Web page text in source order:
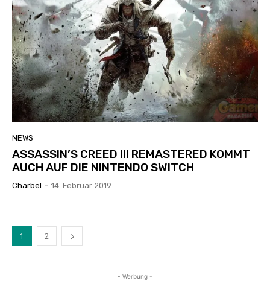
NEWS
ASSASSIN’S CREED III REMASTERED KOMMT
AUCH AUF DIE NINTENDO SWITCH
Charbel - 14. Februar 2019
1 2
- Werbung -